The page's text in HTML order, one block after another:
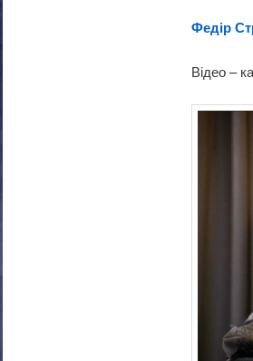
Федір
Відео –